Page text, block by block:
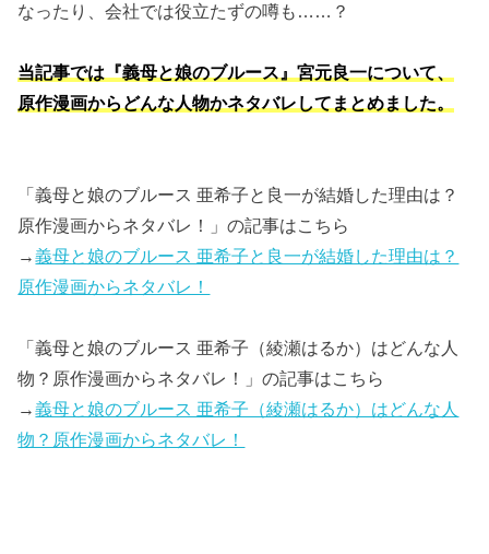
なったり、会社では役立たずの噂も……？
当記事では『義母と娘のブルース』宮元良一について、
原作漫画からどんな人物かネタバレしてまとめました。
「義母と娘のブルース 亜希子と良一が結婚した理由は？
原作漫画からネタバレ！」の記事はこちら
→義母と娘のブルース 亜希子と良一が結婚した理由は？
原作漫画からネタバレ！
「義母と娘のブルース 亜希子（綾瀬はるか）はどんな人
物？原作漫画からネタバレ！」の記事はこちら
→義母と娘のブルース 亜希子（綾瀬はるか）はどんな人
物？原作漫画からネタバレ！